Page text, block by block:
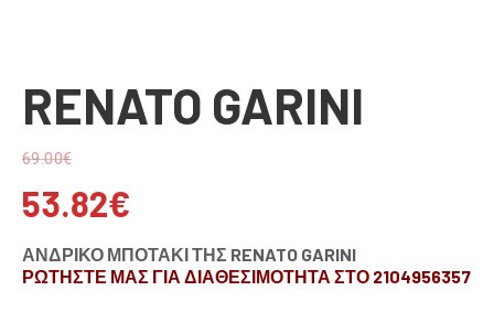
RENATO GARINI
69.00€
53.82€
ΑΝΔΡΙΚΟ ΜΠΟΤΑΚΙ ΤΗΣ RENATO GARINI
ΡΩΤΗΣΤΕ ΜΑΣ ΓΙΑ ΔΙΑΘΕΣΙΜΟΤΗΤΑ ΣΤΟ 2104956357